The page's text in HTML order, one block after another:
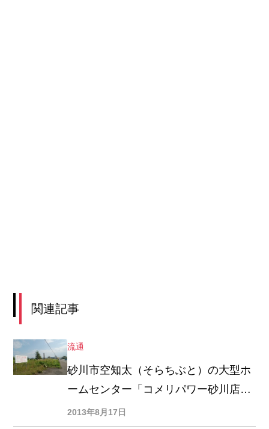
関連記事
流通
砂川市空知太（そらちぶと）の大型ホ
ームセンター「コメリパワー砂川店」
の出店予定地は、こんなところ！
2013年8月17日